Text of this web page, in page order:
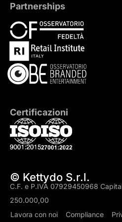
Partnerships
Certificazioni
© Kettydo S.r.l.
C.F. e P.IVA 07929450968
250.000,00
Lavora con noi
Compliance